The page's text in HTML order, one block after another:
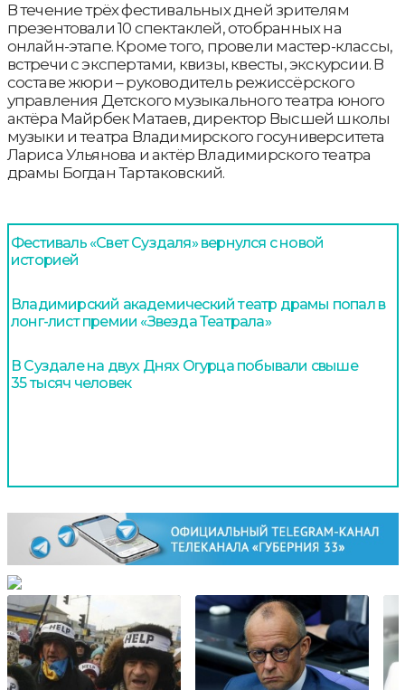
В течение трёх фестивальных дней зрителям
презентовали 10 спектаклей, отобранных на
онлайн-этапе. Кроме того, провели мастер-классы,
встречи с экспертами, квизы, квесты, экскурсии. В
составе жюри – руководитель режиссёрского
управления Детского музыкального театра юного
актёра Майрбек Матаев, директор Высшей школы
музыки и театра Владимирского госуниверситета
Лариса Ульянова и актёр Владимирского театра
драмы Богдан Тартаковский.
Фестиваль «Свет Суздаля» вернулся с новой
историей
Владимирский академический театр драмы попал в
лонг-лист премии «Звезда Театрала»
В Суздале на двух Днях Огурца побывали свыше
35 тысяч человек